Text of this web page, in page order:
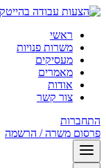
ראשי
משרות פנויות
מעסיקים
מאמרים
אודות
צור קשר
התחברות
פרסום משרה / הרשמה